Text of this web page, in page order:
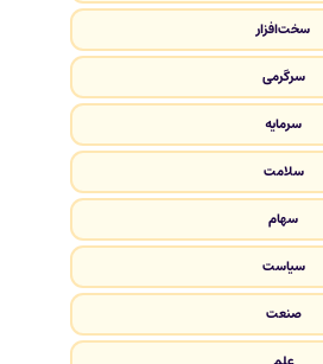
سخت‌افزار
سرگرمی
سرمایه
سلامت
سهام
سیاست
صنعت